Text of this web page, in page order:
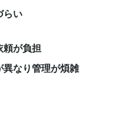
らい
頼が負担
なり管理が煩雑